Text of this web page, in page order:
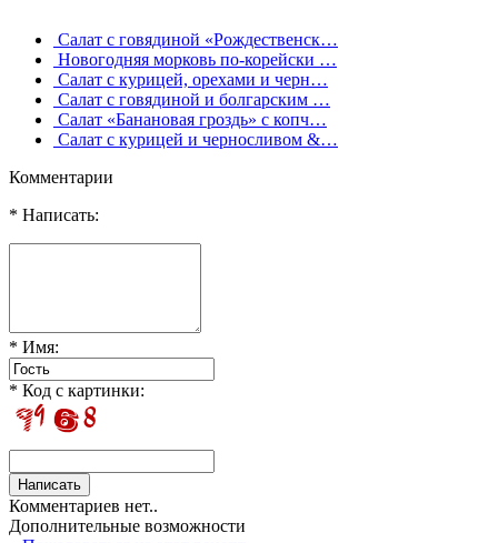
Салат с говядиной «Рождественск…
Новогодняя морковь по-корейски …
Салат с курицей, орехами и черн…
Салат с говядиной и болгарским …
Салат «Банановая гроздь» с копч…
Салат с курицей и черносливом &…
Комментарии
* Написать:
* Имя:
* Код с картинки:
Комментариев нет..
Дополнительные возможности